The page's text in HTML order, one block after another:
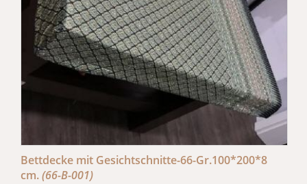
Bettdecke mit Gesichtschnitte-66-Gr.100*200*8
cm.(66-B-001)